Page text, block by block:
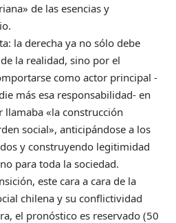
de las esencias y
la derecha ya no sólo debe
la realidad, sino por el
como actor principal -
más esa responsabilidad- en
llamaba «la construcción
social», anticipándose a los
y construyendo legitimidad
para toda la sociedad.
este cara a cara de la
chilena y su conflictividad
el pronóstico es reservado (50